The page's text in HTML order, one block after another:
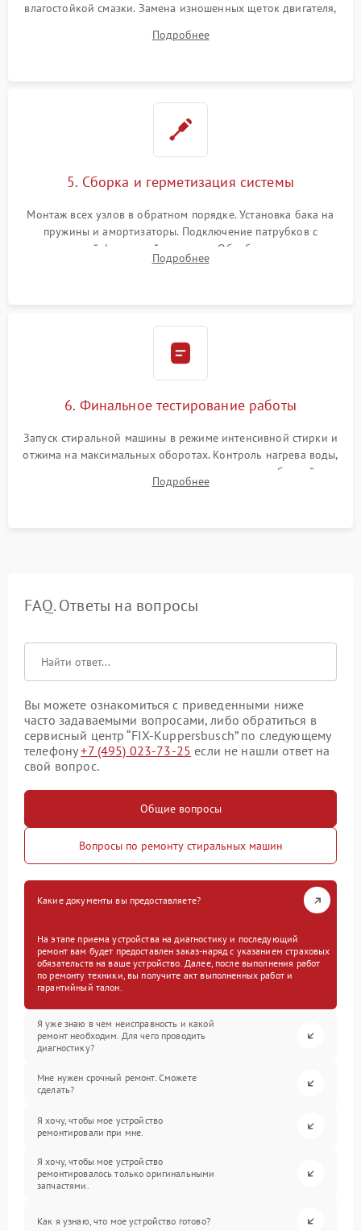
влагостойкой смазки. Замена изношенных щеток двигателя,
или поврежденной резиновой манжеты.
Подробнее
5. Сборка и герметизация системы
Монтаж всех узлов в обратном порядке. Установка бака на
пружины и амортизаторы. Подключение патрубков с
надежной фиксацией хомутами. Обработка стыков
герметиком для предотвращения возможных протечек воды.
Подробнее
6. Финальное тестирование работы
Запуск стиральной машины в режиме интенсивной стирки и
отжима на максимальных оборотах. Контроль нагрева воды,
корректности слива, отсутствия излишних вибраций,
посторонних стуков и протечек под корпусом.
Подробнее
FAQ. Ответы на вопросы
Вы можете ознакомиться с приведенными ниже
часто задаваемыми вопросами, либо обратиться в
сервисный центр “FIX-Kuppersbusch” по следующему
телефону+7 (495) 023-73-25 если не нашли ответ на
свой вопрос.
Общие вопросы
Вопросы по ремонту стиральных машин
Какие документы вы предоставляете?
На этапе приема устройства на диагностику и последующий
ремонт вам будет предоставлен заказ-наряд с указанием страховых
обязательств на ваше устройство. Далее, после выполнения работ
по ремонту техники, вы получите акт выполненных работ и
гарантийный талон.
Я уже знаю в чем неисправность и какой
ремонт необходим. Для чего проводить
диагностику?
Мне нужен срочный ремонт. Сможете
сделать?
Я хочу, чтобы мое устройство
ремонтировали при мне.
Я хочу, чтобы мое устройство
ремонтировалось только оригинальными
запчастями.
Как я узнаю, что мое устройство готово?